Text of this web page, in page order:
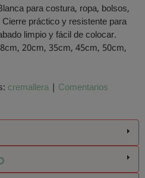
para costura, ropa, bolsos,
práctico y resistente para
limpio y fácil de colocar.
20cm, 35cm, 45cm, 50cm,
cremallera | Comentarios